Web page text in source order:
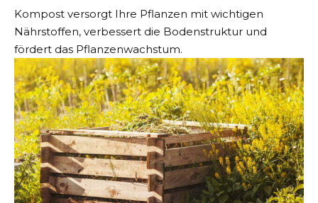
Kompost versorgt Ihre Pflanzen mit wichtigen
Nährstoffen, verbessert die Bodenstruktur und
fördert das Pflanzenwachstum.